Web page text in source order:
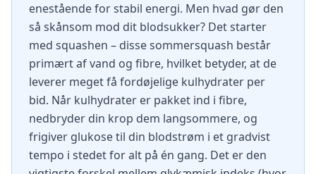
enestående for stabil energi. Men hvad gør den
så skånsom mod dit blodsukker? Det starter
med squashen – disse sommersquash består
primært af vand og fibre, hvilket betyder, at de
leverer meget få fordøjelige kulhydrater per
bid. Når kulhydrater er pakket ind i fibre,
nedbryder din krop dem langsommere, og
frigiver glukose til din blodstrøm i et gradvist
tempo i stedet for alt på én gang. Det er den